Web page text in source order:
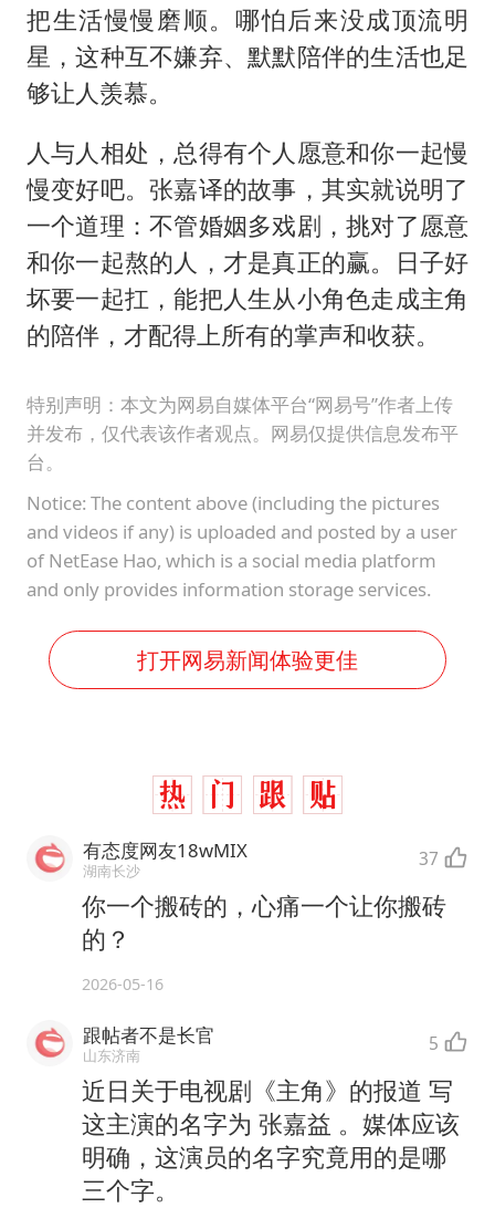
把生活慢慢磨顺。哪怕后来没成顶流明
星，这种互不嫌弃、默默陪伴的生活也足
够让人羡慕。
人与人相处，总得有个人愿意和你一起慢
慢变好吧。张嘉译的故事，其实就说明了
一个道理：不管婚姻多戏剧，挑对了愿意
和你一起熬的人，才是真正的赢。日子好
坏要一起扛，能把人生从小角色走成主角
的陪伴，才配得上所有的掌声和收获。
特别声明：本文为网易自媒体平台“网易号”作者上传
并发布，仅代表该作者观点。网易仅提供信息发布平
台。
Notice: The content above (including the pictures
and videos if any) is uploaded and posted by a user
of NetEase Hao, which is a social media platform
and only provides information storage services.
打开网易新闻体验更佳
有态度网友18wMIX
湖南长沙 37
你一个搬砖的，心痛一个让你搬砖
的？
2026-05-16
跟帖者不是长官
山东济南 5
近日关于电视剧《主角》的报道 写
这主演的名字为 张嘉益 。媒体应该
明确，这演员的名字究竟用的是哪
三个字。